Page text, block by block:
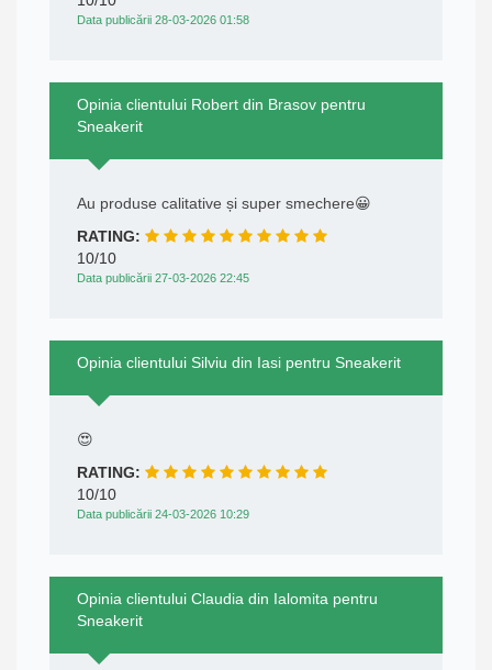
Data publicării 28-03-2026 01:58
Opinia clientului Robert din Brasov pentru
Sneakerit
Au produse calitative și super smechere😀
RATING:
10/10
Data publicării 27-03-2026 22:45
Opinia clientului Silviu din Iasi pentru Sneakerit
😍
RATING:
10/10
Data publicării 24-03-2026 10:29
Opinia clientului Claudia din Ialomita pentru
Sneakerit